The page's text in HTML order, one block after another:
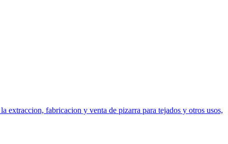
extraccion, fabricacion y venta de pizarra para tejados y otros usos,